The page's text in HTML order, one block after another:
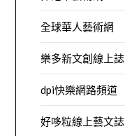
全球華人藝術網
樂多新文創線上誌
dpi快樂網路頻道
好哆粒線上藝文誌